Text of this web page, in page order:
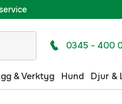
0345 - 400
& Verktyg Hund Djur &